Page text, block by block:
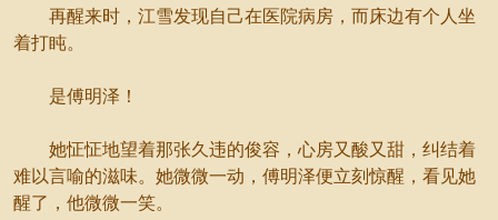
再醒来时，江雪发现自己在医院病房，而床边有个人坐
着打盹。
是傅明泽！
她怔怔地望着那张久违的俊容，心房又酸又甜，纠结着
难以言喻的滋味。她微微一动，傅明泽便立刻惊醒，看见她
醒了，他微微一笑。